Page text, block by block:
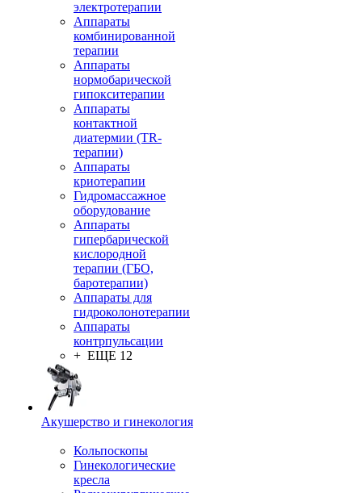
электротерапии
Аппараты
комбинированной
терапии
Аппараты
нормобарической
гипокситерапии
Аппараты
контактной
диатермии (TR-
терапии)
Аппараты
криотерапии
Гидромассажное
оборудование
Аппараты
гипербарической
кислородной
терапии (ГБО,
баротерапии)
Аппараты для
гидроколонотерапии
Аппараты
контрпульсации
+ ЕЩЕ 12
Акушерство и гинекология
Кольпоскопы
Гинекологические
кресла